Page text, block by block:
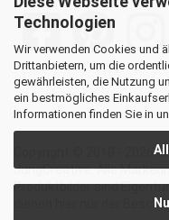
Technologien
Wir verwenden Cookies und
Drittanbietern, um die
gewährleisten, die Nutzung
ein bestmögliches
Informationen finden Sie in
Copyright © 2018 - 2026
JungCreative.Alle
Produktbilder sind
dienen hier nur der